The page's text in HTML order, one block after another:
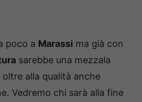
poco a Marassi ma già con
sarebbe una mezzala
alla qualità anche
Vedremo chi sarà alla fine